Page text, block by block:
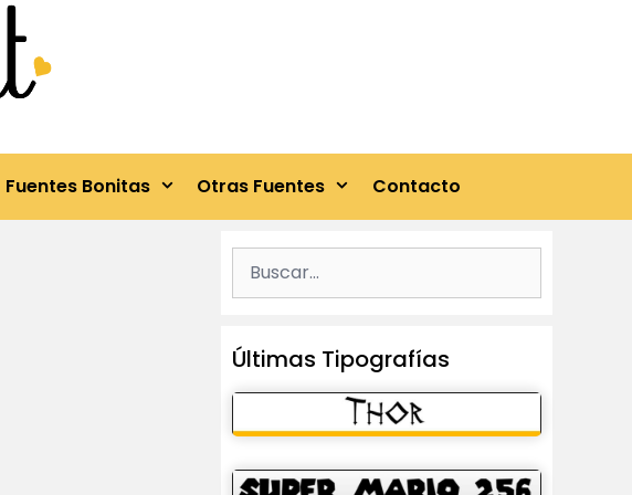
Fuentes Bonitas Otras Fuentes Contacto
Últimas Tipografías